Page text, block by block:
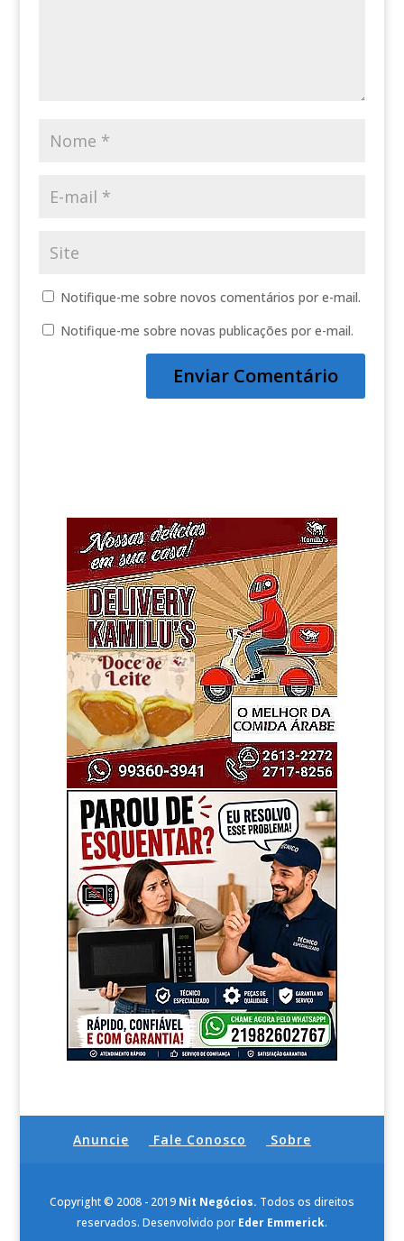
Notifique-me sobre novos comentários por e-mail.
Notifique-me sobre novas publicações por e-mail.
Anuncie Fale Conosco Sobre
Copyright © 2008 - 2019 Nit Negócios. Todos os direitos
reservados. Desenvolvido por Eder Emmerick.